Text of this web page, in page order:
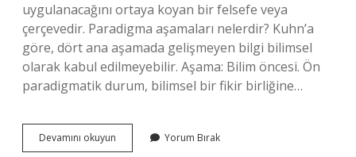
uygulanacağını ortaya koyan bir felsefe veya
çerçevedir. Paradigma aşamaları nelerdir? Kuhn’a
göre, dört ana aşamada gelişmeyen bilgi bilimsel
olarak kabul edilmeyebilir. Aşama: Bilim öncesi. Ön
paradigmatik durum, bilimsel bir fikir birliğine…
Devamını okuyun Paradigmaları
Nelerdir
Yorum Bırak